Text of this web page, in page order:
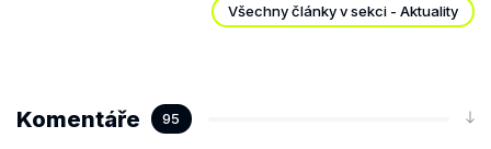
Všechny články v sekci - Aktuality
Komentáře 95